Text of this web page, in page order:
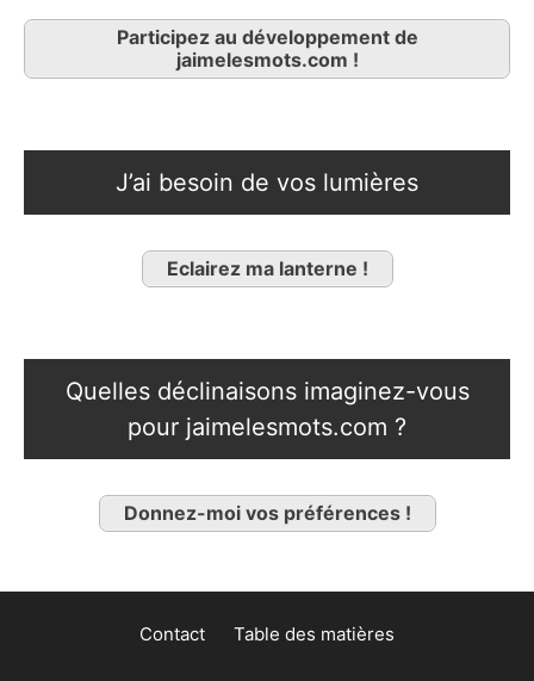
Participez au développement de
jaimelesmots.com !
J’ai besoin de vos lumières
Eclairez ma lanterne !
Quelles déclinaisons imaginez-vous
pour jaimelesmots.com ?
Donnez-moi vos préférences !
Contact Table des matières